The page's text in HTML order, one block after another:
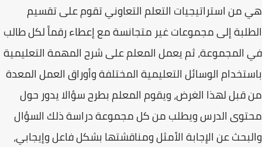
هي من استراتيجيات التعلم التعاوني تقوم على تقسيم
الطلبة إلى مجموعات غير متجانسة مع إعطاء رقماً لكل طالب
في المجموعة، ثم يعمل المعلم على شرح المهمة التعليمية
باستخدام الوسائل التعليمية المختلفة وأوراق العمل المعدة
من قبل لهذا الغرض، ويقوم المعلم بطرح سؤالا يدور حول
محتوى الدرس ويطلب من كل مجموعة دراسة ذلك السؤال
والبحث عن الإجابة الأمثل ومناقشتها بشكل فاعل وإيجابي،